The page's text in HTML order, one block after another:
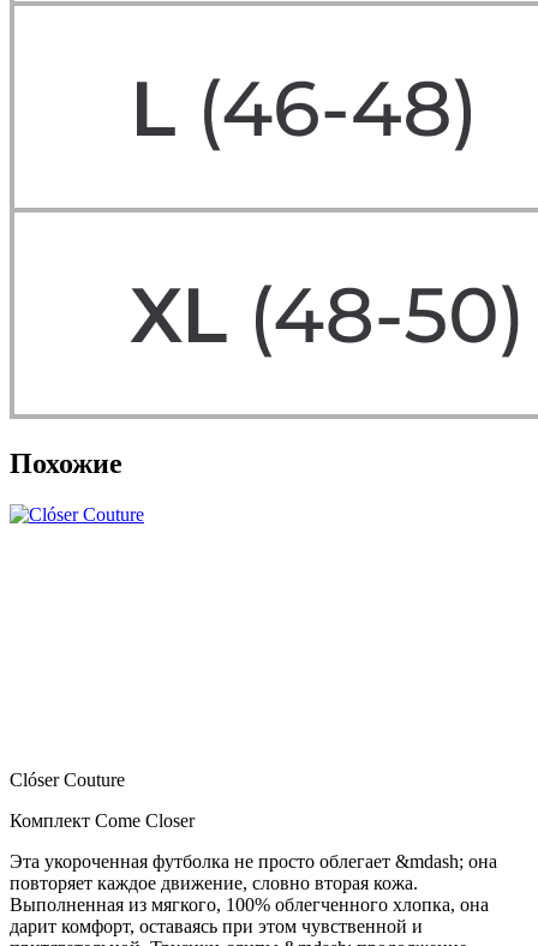
Похожие
Clóser Couture
Комплект Come Closer
Эта укороченная футболка не просто облегает &mdash; она
повторяет каждое движение, словно вторая кожа.
Выполненная из мягкого, 100% облегченного хлопка, она
дарит комфорт, оставаясь при этом чувственной и